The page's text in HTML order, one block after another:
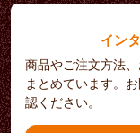
イン
商品やご注文方法
まとめています。
認ください。